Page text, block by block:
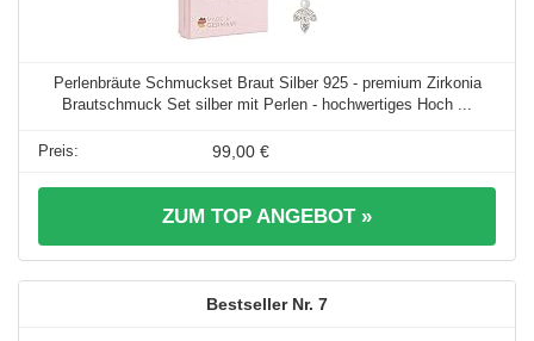
Perlenbräute Schmuckset Braut Silber 925 - premium Zirkonia
Brautschmuck Set silber mit Perlen - hochwertiges Hoch ...
99,00 €
ZUM TOP ANGEBOT »
7